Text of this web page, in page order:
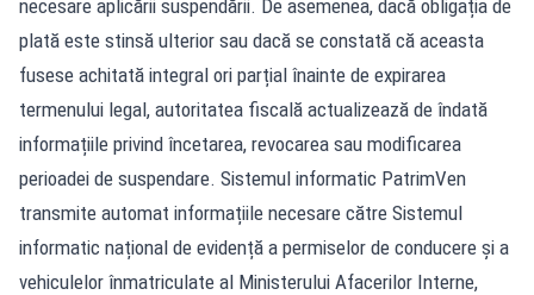
necesare aplicării suspendării. De asemenea, dacă obligația de
plată este stinsă ulterior sau dacă se constată că aceasta
fusese achitată integral ori parțial înainte de expirarea
termenului legal, autoritatea fiscală actualizează de îndată
informațiile privind încetarea, revocarea sau modificarea
perioadei de suspendare. Sistemul informatic PatrimVen
transmite automat informațiile necesare către Sistemul
informatic național de evidență a permiselor de conducere și a
vehiculelor înmatriculate al Ministerului Afacerilor Interne,